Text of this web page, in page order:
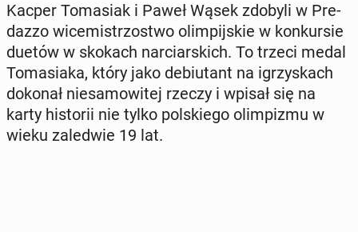
Kacper To­ma­siak i Paweł Wąsek zdobyli w Pre­
daz­zo wi­ce­mi­strzo­stwo olim­pij­skie w kon­kur­sie
duetów w skokach nar­ciar­skich. To trzeci medal
To­ma­sia­ka, który jako de­biu­tant na igrzy­skach
dokonał nie­sa­mo­wi­tej rzeczy i wpisał się na
karty hi­sto­rii nie tylko pol­skie­go olim­pi­zmu w
wieku za­le­d­wie 19 lat.